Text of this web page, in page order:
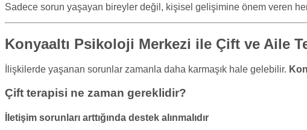
Sadece sorun yaşayan bireyler değil, kişisel gelişimine önem veren
Konyaaltı Psikoloji Merkezi ile Çift ve Aile
İlişkilerde yaşanan sorunlar zamanla daha karmaşık hale gelebilir.
Çift terapisi ne zaman gereklidir?
İletişim sorunları arttığında destek alınmalıdır